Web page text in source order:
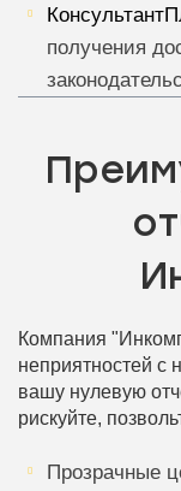
получения
Компания
неприятностей с
вашу нулевую
рискуйте,
Прозрачные